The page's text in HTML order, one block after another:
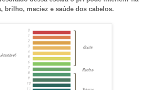
brilho, maciez e saúde dos cabelos.